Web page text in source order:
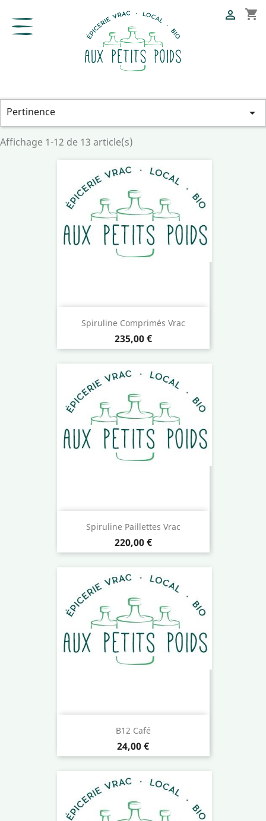
shopping_cart

Pertinence 
Affichage 1-12 de 13 article(s)
Spiruline Comprimés Vrac
Prix
235,00 €
Spiruline Paillettes Vrac
Prix
220,00 €
B12 Café
Prix
24,00 €